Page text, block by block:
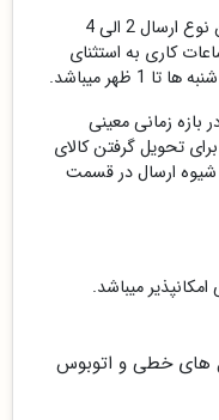
لازم به ذکر است زمان تحویل کالا برای این نوع ارسال 2 الی 4
کاری به استثنای
بازه زمانی معینی
تحویل گرفتن کالای
ارسال در قسمت
میباشد.
های خطی و اتوبوس